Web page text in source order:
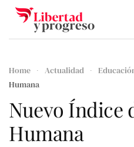
Skip to main content
Home Actualidad
Humana
Nuevo Índice
Humana